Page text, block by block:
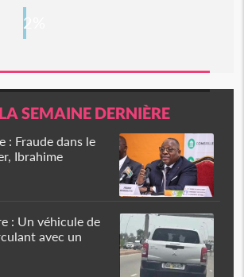
2%
SEMAINE DERNIÈRE
: Fraude dans le
Ibrahime
: Un véhicule de
avec un